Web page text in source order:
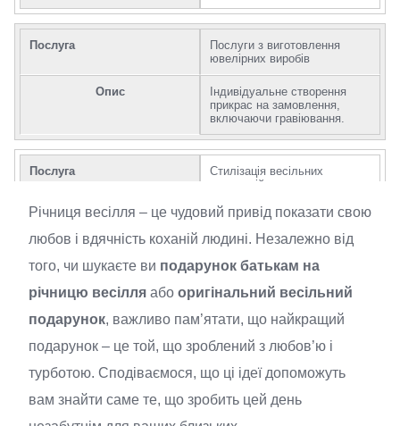
Послуга
Послуги з виготовлення
ювелірних виробів
Опис
Індивідуальне створення
прикрас на замовлення,
включаючи гравіювання.
Послуга
Стилізація весільних
церемоній
Опис
Декорування весільних
церемоній та вечірок у
відповідності з бажаннями
клієнтів.
Підготовка романтичних
подорожей
Опис
медових місяців або
романтичних вікендів.
Річниця весілля – це чудовий привід показати свою
любов і вдячність коханій людині. Незалежно від
того, чи шукаєте ви подарунок батькам на
річницю весілля або оригінальний весільний
подарунок, важливо пам’ятати, що найкращий
подарунок – це той, що зроблений з любов’ю і
турботою. Сподіваємося, що ці ідеї допоможуть
вам знайти саме те, що зробить цей день